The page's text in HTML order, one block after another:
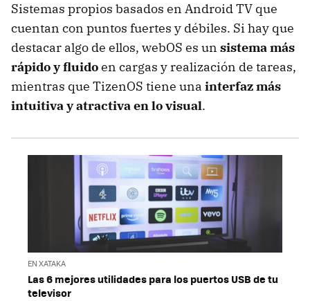
Sistemas propios basados en Android TV que
cuentan con puntos fuertes y débiles. Si hay que
destacar algo de ellos, webOS es un sistema más
rápido y fluidoen cargas y realización de tareas,
mientras que TizenOS tiene una interfaz más
intuitiva y atractiva en lo visual.
EN XATAKA
Las 6 mejores utilidades para los puertos USB de tu
televisor